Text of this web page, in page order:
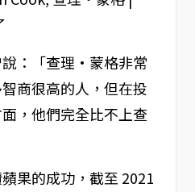
：「查理·蒙格非常
商很高的人，但在投
，他們完全比不上查
果的成功，截至 2021